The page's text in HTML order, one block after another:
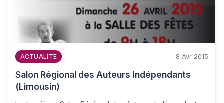
ACTUALITE 8 Avr 2015
Salon Régional des Auteurs Indépendants
(Limousin)